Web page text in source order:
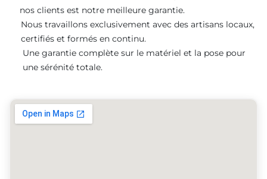
nos clients est notre meilleure garantie.
Nous travaillons exclusivement avec des artisans locaux,
certifiés et formés en continu.
Une garantie complète sur le matériel et la pose pour
une sérénité totale.